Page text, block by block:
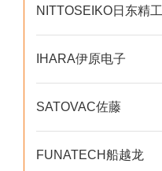
NITTOSEIKO日东精工
IHARA伊原电子
SATOVAC佐藤
FUNATECH船越龙